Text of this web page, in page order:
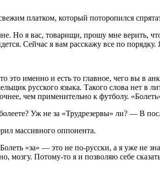
платком, который поторопился
я вас, товарищи, прошу мне верить,
Сейчас я вам расскажу все по
это именно и есть то главное, чего вы в
русского языка. Такого слова нет в
чем применительно к футболу.
Уж не за «Трудрезервы» ли? — В
массивного оппонента.
«за» — это не по-русски, а я уже не
мозгу. Потому-то я и позволяю себе